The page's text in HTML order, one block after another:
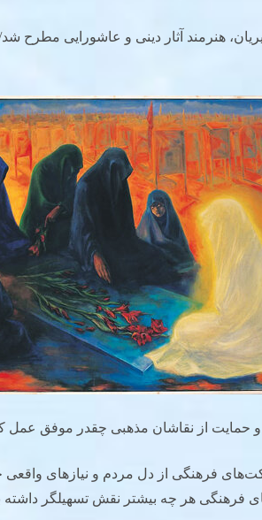
هنرمند آثار دینی و عاشورایی مطرح
حمایت از نقاشان مذهبی چقدر موفق عمل
فرهنگی از دل مردم و نیازهای واقعی
فرهنگی هر چه بیشتر نقش تسهیلگر